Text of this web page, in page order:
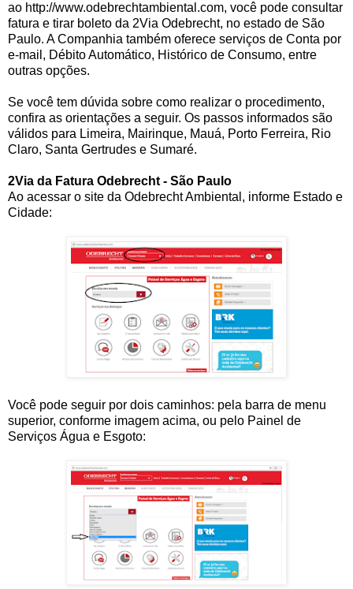
ao http://www.odebrechtambiental.com, você pode consultar
fatura e tirar boleto da 2Via Odebrecht, no estado de São
Paulo. A Companhia também oferece serviços de Conta por
e-mail, Débito Automático, Histórico de Consumo, entre
outras opções.
Se você tem dúvida sobre como realizar o procedimento,
confira as orientações a seguir. Os passos informados são
válidos para Limeira, Mairinque, Mauá, Porto Ferreira, Rio
Claro, Santa Gertrudes e Sumaré.
2Via da Fatura Odebrecht - São Paulo
Ao acessar o site da Odebrecht Ambiental, informe Estado e
Cidade:
Você pode seguir por dois caminhos: pela barra de menu
superior, conforme imagem acima, ou pelo Painel de
Serviços Água e Esgoto: